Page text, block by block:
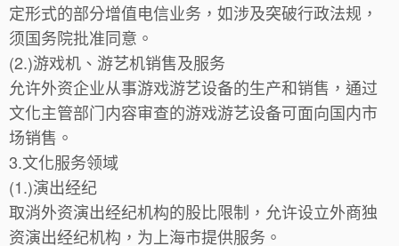
定形式的部分增值电信业务，如涉及突破行政法规，
须国务院批准同意。
(2.)游戏机、游艺机销售及服务
允许外资企业从事游戏游艺设备的生产和销售，通过
文化主管部门内容审查的游戏游艺设备可面向国内市
场销售。
3.文化服务领域
(1.)演出经纪
取消外资演出经纪机构的股比限制，允许设立外商独
资演出经纪机构，为上海市提供服务。